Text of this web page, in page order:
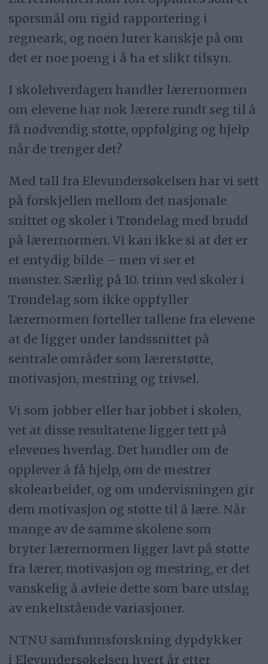
spørsmål om rigid rapportering i
regneark, og noen lurer kanskje på om
det er noe poeng i å ha et slikt tilsyn.
I skolehverdagen handler lærernormen
om elevene har nok lærere rundt seg til å
få nødvendig støtte, oppfølging og hjelp
når de trenger det?
Med tall fra Elevundersøkelsen har vi sett
på forskjellen mellom det nasjonale
snittet og skoler i Trøndelag med brudd
på lærernormen. Vi kan ikke si at det er
et entydig bilde – men vi ser et
mønster. Særlig på 10. trinn ved skoler i
Trøndelag som ikke oppfyller
lærernormen forteller tallene fra elevene
at de ligger under landssnittet på
sentrale områder som lærerstøtte,
motivasjon, mestring og trivsel.
Vi som jobber eller har jobbet i skolen,
vet at disse resultatene ligger tett på
elevenes hverdag. Det handler om de
opplever å få hjelp, om de mestrer
skolearbeidet, og om undervisningen gir
dem motivasjon og støtte til å lære. Når
mange av de samme skolene som
bryter lærernormen ligger lavt på støtte
fra lærer, motivasjon og mestring, er det
vanskelig å avfeie dette som bare utslag
av enkeltstående variasjoner.
NTNU samfunnsforskning dypdykker
i Elevundersøkelsen hvert år etter